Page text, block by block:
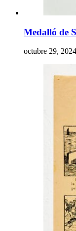
Medalló de
octubre 29, 2024